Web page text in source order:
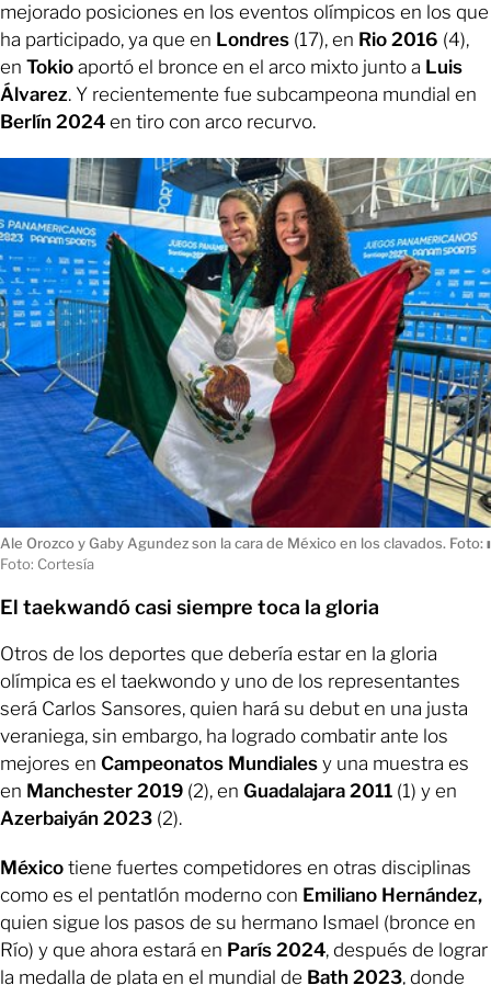
mejorado posiciones en los eventos olímpicos en los que
ha participado, ya que en Londres (17), en Rio 2016 (4),
en Tokio aportó el bronce en el arco mixto junto a Luis
Álvarez. Y recientemente fue subcampeona mundial en
Berlín 2024 en tiro con arco recurvo.
Ale Orozco y Gaby Agundez son la cara de México en los clavados. Foto:ı
Foto: Cortesía
El taekwandó casi siempre toca la gloria
Otros de los deportes que debería estar en la gloria
olímpica es el taekwondo y uno de los representantes
será Carlos Sansores, quien hará su debut en una justa
veraniega, sin embargo, ha logrado combatir ante los
mejores en Campeonatos Mundiales y una muestra es
en Manchester 2019 (2), en Guadalajara 2011 (1) y en
Azerbaiyán 2023 (2).
México tiene fuertes competidores en otras disciplinas
como es el pentatlón moderno con Emiliano Hernández,
quien sigue los pasos de su hermano Ismael (bronce en
Río) y que ahora estará en París 2024, después de lograr
la medalla de plata en el mundial de Bath 2023, donde